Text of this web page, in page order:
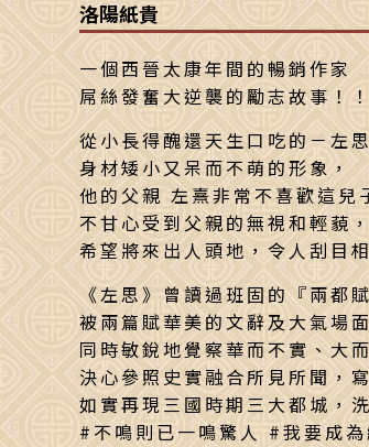
洛陽紙貴
一個西晉太康年間的暢銷作家
屌絲發奮大逆襲的勵志故事！！
從小長得醜還天生口吃的－左思
身材矮小又呆而不萌的形象，
他的父親 左熹非常不喜歡這兒
不甘心受到父親的無視和輕藐
希望將來出人頭地，令人刮目
《左思》曾讀過班固的『兩都
被兩篇賦華美的文辭及大氣場
同時敏銳地覺察華而不實、大
決心參照史實融合所見所聞，
如實再現三國時期三大都城，
#不鳴則已一鳴驚人 #我要成